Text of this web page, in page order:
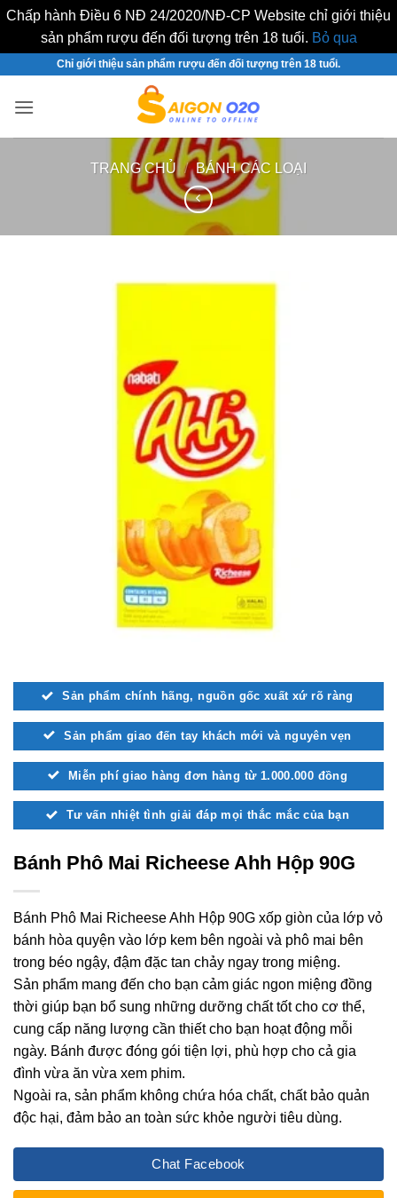
Chấp hành Điều 6 NĐ 24/2020/NĐ-CP Website chỉ giới thiệu
sản phẩm rượu đến đối tượng trên 18 tuổi. Bỏ qua
nội
Chỉ giới thiệu sản phẩm rượu đến đối tượng trên 18 tuổi.
TRANG CHỦ / BÁNH CÁC LOẠI
Sản phẩm chính hãng, nguồn gốc xuất xứ rõ ràng
Sản phẩm giao đến tay khách mới và nguyên vẹn
Miễn phí giao hàng đơn hàng từ 1.000.000 đồng
Tư vấn nhiệt tình giải đáp mọi thắc mắc của bạn
Bánh Phô Mai Richeese Ahh Hộp 90G
Bánh Phô Mai Richeese Ahh Hộp 90G xốp giòn của lớp vỏ
bánh hòa quyện vào lớp kem bên ngoài và phô mai bên
trong béo ngậy, đậm đặc tan chảy ngay trong miệng.
Sản phẩm mang đến cho bạn cảm giác ngon miệng đồng
thời giúp bạn bổ sung những dưỡng chất tốt cho cơ thể,
cung cấp năng lượng cần thiết cho bạn hoạt động mỗi
ngày. Bánh được đóng gói tiện lợi, phù hợp cho cả gia
đình vừa ăn vừa xem phim.
Ngoài ra, sản phẩm không chứa hóa chất, chất bảo quản
độc hại, đảm bảo an toàn sức khỏe người tiêu dùng.
Chat Facebook